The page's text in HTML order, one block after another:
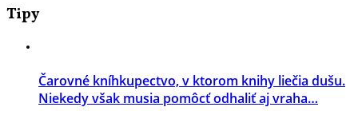
Tipy
Čarovné kníhkupectvo, v ktorom knihy liečia dušu.
Niekedy však musia pomôcť odhaliť aj vraha…